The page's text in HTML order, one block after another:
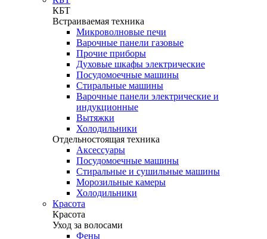
КБТ
Встраиваемая техника
Микроволновые печи
Варочные панели газовые
Прочие приборы
Духовые шкафы электрические
Посудомоечные машины
Стиральные машины
Варочные панели электрические и
индукционные
Вытяжки
Холодильники
Отдельностоящая техника
Аксессуары
Посудомоечные машины
Стиральные и сушильные машины
Морозильные камеры
Холодильники
Красота
Красота
Уход за волосами
Фены